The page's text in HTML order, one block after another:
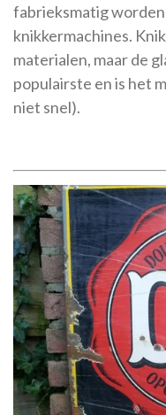
fabrieksmatig
knikkermachines.
materialen, maar de
populairste en is het
niet snel).